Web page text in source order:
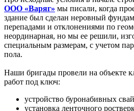
ООО «Варяг» мы писали, когда
здание был сделан неровный
перепадами и отклонениями по
неординарная, но мы ее решили,
специальным размерам, с учетом
пола.
Наши бригады провели на объекте
работ под ключ:
устройство буронабивных
установка ленточного